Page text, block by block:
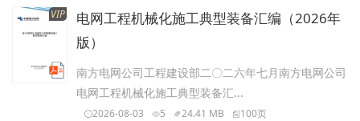
VIP
电网工程机械化施工典型装备汇编（2026年
版）
南方电网公司工程建设部二〇二六年七月南方电网公司
电网工程机械化施工典型装备汇...
2026-08-03 5 24.41 MB 100页